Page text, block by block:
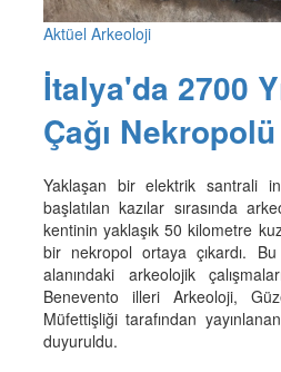
Aktüel Arkeoloji
İtalya'da 2700
Çağı
Yaklaşan bir elektrik santrali
başlatılan kazılar sırasında
kentinin yaklaşık 50 kilometre
bir nekropol ortaya çıkardı.
alanındaki arkeolojik
Benevento illeri Arkeoloji,
Müfettişliği tarafından
duyuruldu.